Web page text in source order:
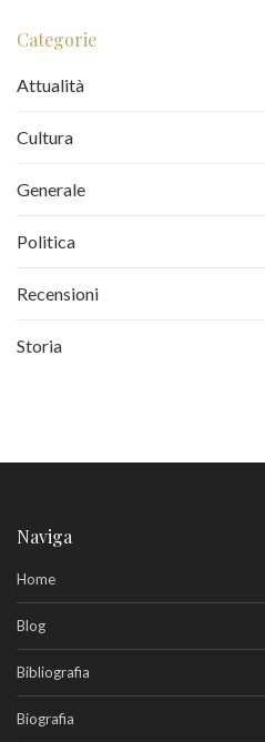
Categorie
Attualità
Cultura
Generale
Politica
Recensioni
Storia
Naviga
Home
Blog
Bibliografia
Biografia